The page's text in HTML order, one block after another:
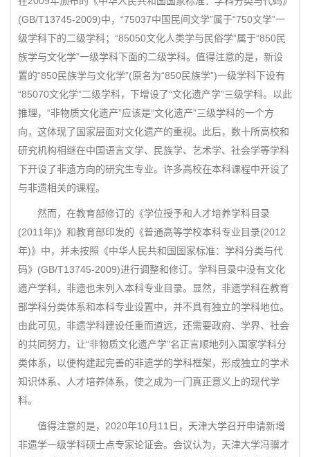
(GB/T13745-2009)中，“75037中国民间文学”属于“750文学”一
级学科下的二级学科；“85050文化人类学与民俗学”属于“850民
族学与文化学”一级学科下面的二级学科。值得注意的是，新设
置的“850民族学与文化学”(原名为“850民族学”)一级学科下设有
“85070文化学”二级学科，下增设了“文化遗产学”三级学科。以此
推理，“非物质文化遗产”应该是“文化遗产”三级学科的一个方
向，这体现了国家层面对文化遗产的重视。此后，数十所高校和
研究机构相继在中国语言文学、民族学、艺术学、社会学等学科
下开设了非遗方向的研究生专业。许多高校在本科课程中开设了
与非遗相关的课程。
然而，在教育部修订的《学位授予和人才培养学科目录
(2011年)》和教育部印发的《普通高等学校本科专业目录(2012
年)》中，并未按照《中华人民共和国国家标准：学科分类与代
码》(GB/T13745-2009)进行调整和修订。学科目录中没有文化
遗产学科，非遗也未列入本科专业目录。显然，非遗学科在教育
部学科分类体系和本科专业设置中，并不具有独立的学科地位。
由此可见，非遗学科建设任重而道远，还需要政府、学界、社会
的共同努力，让“非物质文化遗产学”名正言顺地列入国家学科分
类体系，以便构建起完善的非遗学的学科框架，形成独立的学术
知识体系、人才培养体系，使之成为一门真正意义上的现代学
科。
值得注意的是，2020年10月11日，天津大学召开申请新增
非遗学一级学科硕士点专家论证会。会议认为，天津大学冯骥才